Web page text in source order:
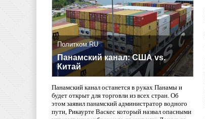
Политком.RU
Панамский канал: США vs.
Китай
Панамский канал останется в руках Панамы и
будет открыт для торговли из всех стран. Об
этом заявил панамский администратор водного
пути, Рикаурте Васкес который назвал опасными